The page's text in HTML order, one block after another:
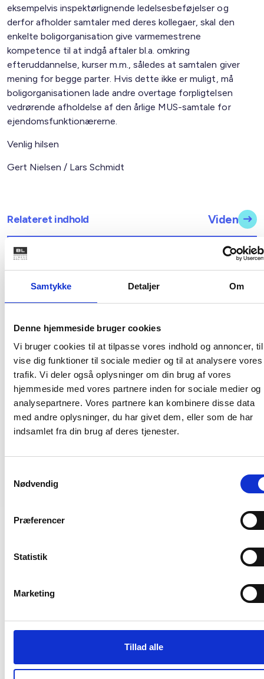
Samtykke Detaljer Om
Denne hjemmeside bruger cookies
Vi bruger cookies til at tilpasse vores indhold og annoncer,
vise dig funktioner til sociale medier og til at analysere vores
trafik. Vi deler også oplysninger om din brug af vores
hjemmeside med vores partnere inden for sociale medier og
analysepartnere. Vores partnere kan kombinere disse data
med andre oplysninger, du har givet dem, eller som de har
indsamlet fra din brug af deres tjenester.
Nødvendig
Præferencer
Statistik
Marketing
Tillad alle
eksempelvis inspektørlignende ledelsesbeføjelser og
derfor afholder samtaler med deres kollegaer, skal den
enkelte boligorganisation give varmemestrene
kompetence til at indgå aftaler bl.a. omkring
efteruddannelse, kurser m.m., således at samtalen giver
mening for begge parter. Hvis dette ikke er muligt, må
boligorganisationen lade andre overtage forpligtelsen
vedrørende afholdelse af den årlige MUS-samtale for
ejendomsfunktionærerne.
Venlig hilsen
Gert Nielsen / Lars Schmidt
Relateret indhold Viden
BL INFORMERER
Nye krav om fjernaflæste målere – alle
ejendomme skal være klar senest 1. januar
2027
BL INFORMERER
Ansvar for nødforsyning i plejeboliger ved
forsyningssvigt
08. juni 2026
BL INFORMERER
kommunale lejemål i almene ældre- og
20. marts 2026